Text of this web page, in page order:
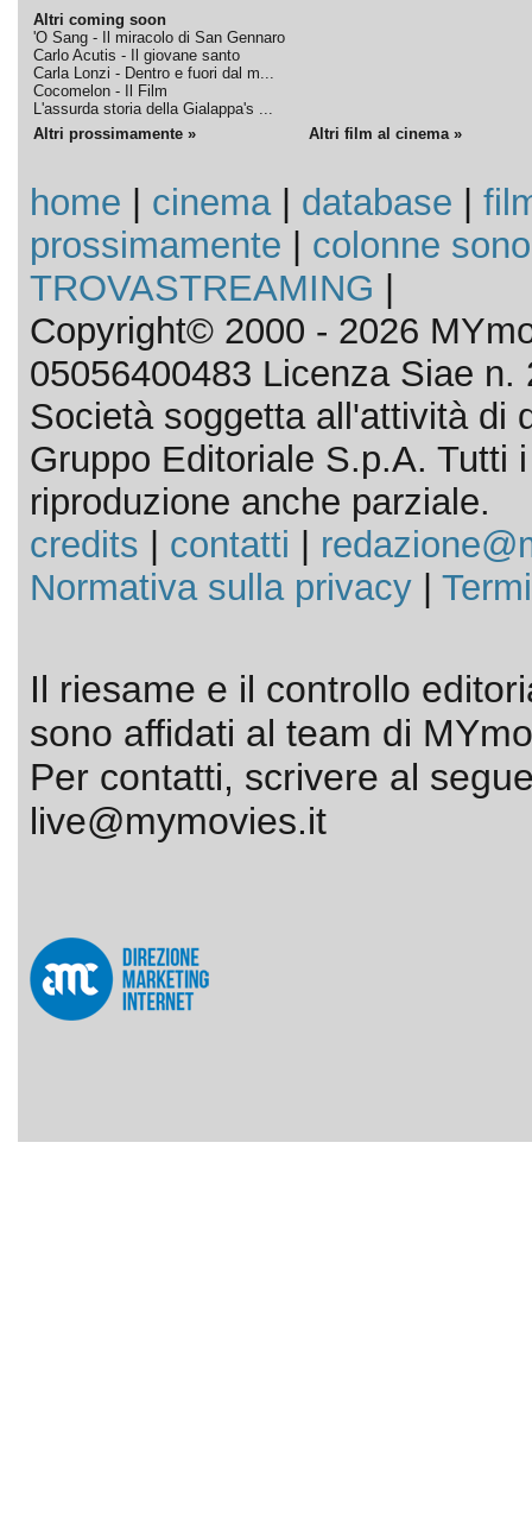
Altri coming soon
'O Sang - Il miracolo di San Gennaro
Carlo Acutis - Il giovane santo
Carla Lonzi - Dentro e fuori dal m...
Cocomelon - Il Film
L'assurda storia della Gialappa's ...
Altri prossimamente » Altri film al cinema »
home cinema| database
prossimamente
colonne
TROVASTREAMING
Copyright© 2000 - 2026
05056400483 Licenza Siae n.
Società soggetta all'attività di
Gruppo Editoriale S.p.A. Tutti
riproduzione anche parziale.
credits
contatti
Normativa sulla privacy|
Il riesame e il controllo
sono affidati al team di
Per contatti, scrivere al
live@mymovies.it